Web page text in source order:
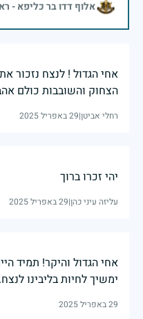
אלוף דדו בר כליפא -
אחי הגדול ! לנצח נזכור
הצחוק והשובבות כולם
רחלי אביטן|29 באפריל 2025
יהי זכרו ברוך
עליזה עיני כהן|29 באפריל 2025
אחי הגדול והיקר! תמיד
ימשיך לחיות בליבינו
29 באפריל 2025